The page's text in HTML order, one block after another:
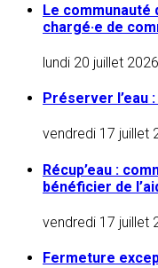
Le communauté
chargé·e de
lundi 20 juillet 2026
Préserver l’eau
vendredi 17 juillet
Récup’eau :
bénéficier de
vendredi 17 juillet
Fermeture